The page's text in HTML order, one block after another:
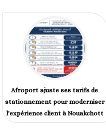
Afroport ajuste ses tarifs de
stationnement pour moderniser
l'expérience client à Nouakchott